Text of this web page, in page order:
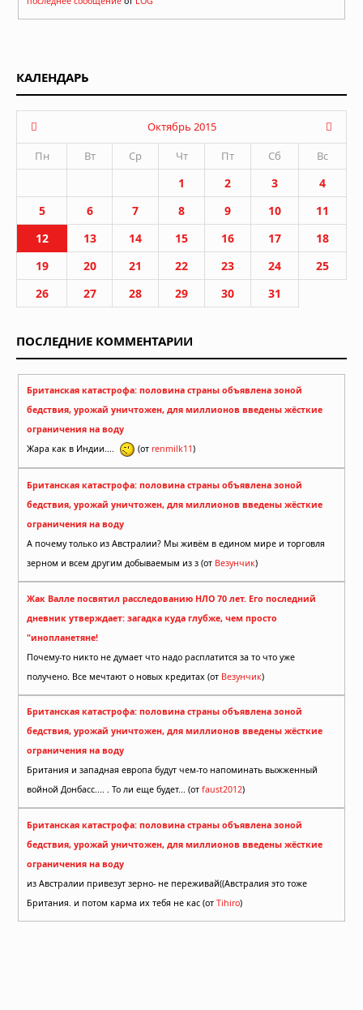
КАЛЕНДАРЬ
Октябрь 2015
Пн
Вт Ср Чт Пт Сб Вс
1 2 3
4
5
6 7 8 9 10
11
12
13 14 15 16 17
18
19
20 21 22 23 24
25
26
27 28 29 30 31
ПОСЛЕДНИЕ КОММЕНТАРИИ
Британская катастрофа: половина страны объявлена зоной
бедствия, урожай уничтожен, для миллионов введены жёсткие
ограничения на воду
Жара как в Индии....
(от renmilk11)
Британская катастрофа: половина страны объявлена зоной
бедствия, урожай уничтожен, для миллионов введены жёсткие
ограничения на воду
А почему только из Австралии? Мы живём в едином мире и торговля
зерном и всем другим добываемым из з (от Везунчик)
Жак Валле посвятил расследованию НЛО 70 лет. Его последний
дневник утверждает: загадка куда глубже, чем просто
"инопланетяне!
Почему-то никто не думает что надо расплатится за то что уже
получено. Все мечтают о новых кредитах (от Везунчик)
Британская катастрофа: половина страны объявлена зоной
бедствия, урожай уничтожен, для миллионов введены жёсткие
ограничения на воду
Британия и западная европа будут чем-то напоминать выжженный
войной Донбасс.... . То ли еще будет... (от faust2012)
Британская катастрофа: половина страны объявлена зоной
бедствия, урожай уничтожен, для миллионов введены жёсткие
ограничения на воду
из Австралии привезут зерно- не переживай((Австралия это тоже
Британия. и потом карма их тебя не кас (от Tihiro)